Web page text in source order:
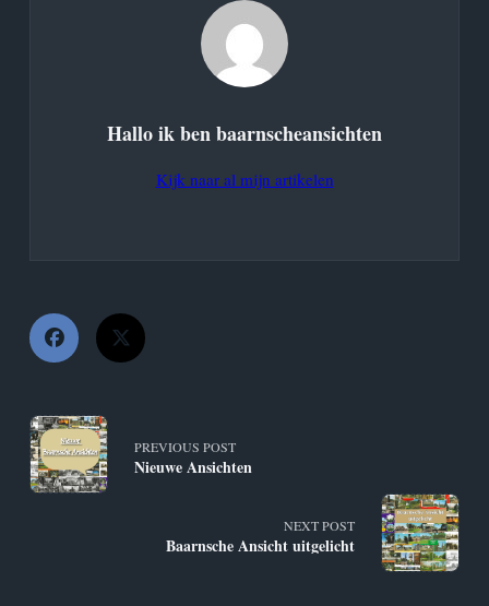
Hallo ik benbaarnscheansichten
Kijk naar al mijn artikelen
<span
class="nav-
PREVIOUS POST
Nieuwe Ansichten
NEXT POST
Baarnsche Ansicht uitgelicht